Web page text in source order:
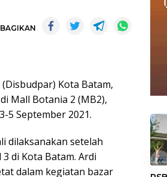
BAGIKAN
Kota Batam,
Mall Botania 2 (MB2),
5 September 2021.
dilaksanakan setelah
di Kota Batam. Ardi
dalam kegiatan bazar
«